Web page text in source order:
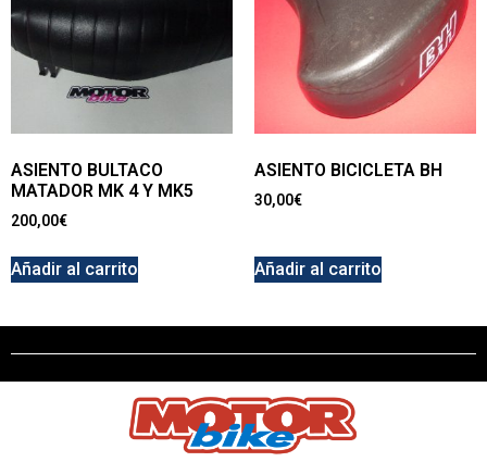
ASIENTO BULTACO
MATADOR MK 4 Y MK5
200,00€
Añadir al carrito
ASIENTO BICICLETA BH
30,00€
Añadir al carrito